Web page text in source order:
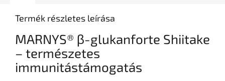
Termék részletes leírása
MARNYS® β-glukanforte Shiitake
– természetes
immunitástámogatás